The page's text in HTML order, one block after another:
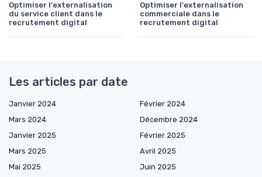
Optimiser l'externalisation
du service client dans le
recrutement digital
Optimiser l'externalisation
commerciale dans le
recrutement digital
Les articles par date
Janvier 2024
Février 2024
Mars 2024
Décembre 2024
Janvier 2025
Février 2025
Mars 2025
Avril 2025
Mai 2025
Juin 2025